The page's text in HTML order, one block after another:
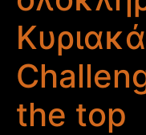
the top